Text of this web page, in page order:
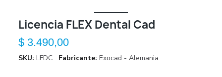
Licencia FLEX Dental Cad
SKU LFDC Fabricante Exocad - Alemania
$ 3.490,00